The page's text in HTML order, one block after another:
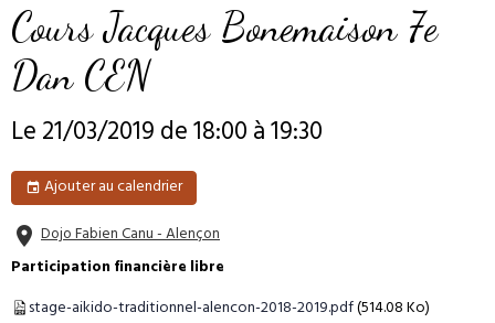
Cours Jacques Bonemaison 7e
Dan CEN
Le 21/03/2019de 18:00à 19:30
Ajouter au calendrier
Dojo Fabien Canu - Alençon
Participation financière libre
stage-aikido-traditionnel-alencon-2018-2019.pdf(514.08 Ko)